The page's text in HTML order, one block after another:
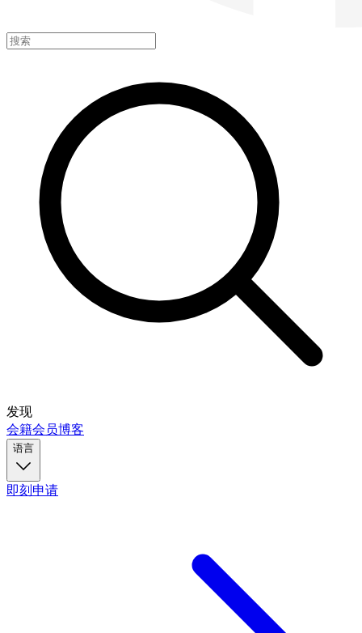
发现
会籍会员博客
语言
即刻申请